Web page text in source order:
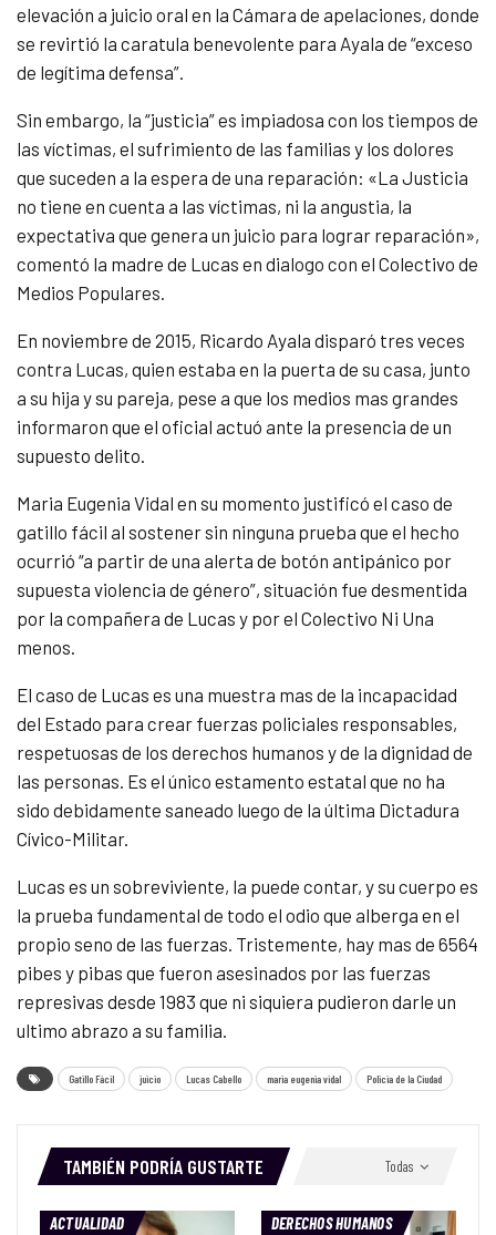
elevación a juicio oral en la Cámara de apelaciones, donde
se revirtió la caratula benevolente para Ayala de “exceso
de legítima defensa”.
Sin embargo, la “justicia” es impiadosa con los tiempos de
las víctimas, el sufrimiento de las familias y los dolores
que suceden a la espera de una reparación: «La Justicia
no tiene en cuenta a las víctimas, ni la angustia, la
expectativa que genera un juicio para lograr reparación»,
comentó la madre de Lucas en dialogo con el Colectivo de
Medios Populares.
En noviembre de 2015, Ricardo Ayala disparó tres veces
contra Lucas, quien estaba en la puerta de su casa, junto
a su hija y su pareja, pese a que los medios mas grandes
informaron que el oficial actuó ante la presencia de un
supuesto delito.
Maria Eugenia Vidal en su momento justificó el caso de
gatillo fácil al sostener sin ninguna prueba que el hecho
ocurrió “a partir de una alerta de botón antipánico por
supuesta violencia de género”, situación fue desmentida
por la compañera de Lucas y por el Colectivo Ni Una
menos.
El caso de Lucas es una muestra mas de la incapacidad
del Estado para crear fuerzas policiales responsables,
respetuosas de los derechos humanos y de la dignidad de
las personas. Es el único estamento estatal que no ha
sido debidamente saneado luego de la última Dictadura
Cívico-Militar.
Lucas es un sobreviviente, la puede contar, y su cuerpo es
la prueba fundamental de todo el odio que alberga en el
propio seno de las fuerzas. Tristemente, hay mas de 6564
pibes y pibas que fueron asesinados por las fuerzas
represivas desde 1983 que ni siquiera pudieron darle un
ultimo abrazo a su familia.
Gatillo Fácil juicio Lucas Cabello maria eugenia vidal Policia de la Ciudad
Todas
TAMBIÉN PODRÍA GUSTARTE
ACTUALIDAD DERECHOS HUMANOS